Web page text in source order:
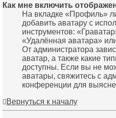
Как мне включить
На вкладке «Профиль»
добавить аватару с
инструментов:
«Удалённая аватара»
От администратора
аватар, а также какие
доступны. Если вы не
аватары, свяжитесь с
конференции для
Вернуться к началу